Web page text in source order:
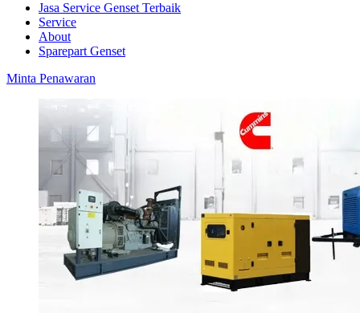
Jasa Service Genset Terbaik
Service
About
Sparepart Genset
Minta Penawaran